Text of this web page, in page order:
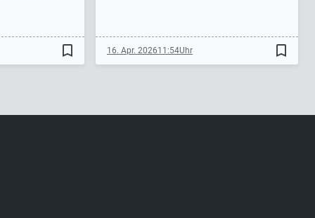
bookmark_border 16. Apr. 202611:54 bookmark_border